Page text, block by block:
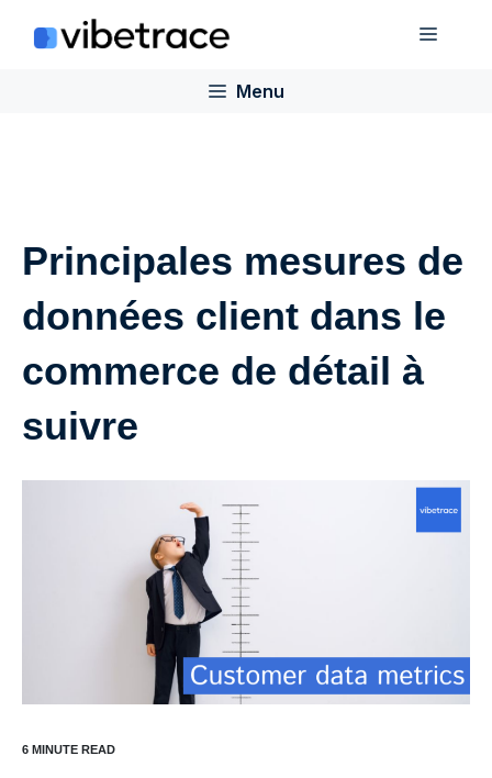
Menu
Menu
Principales mesures de
données client dans le
commerce de détail à
suivre